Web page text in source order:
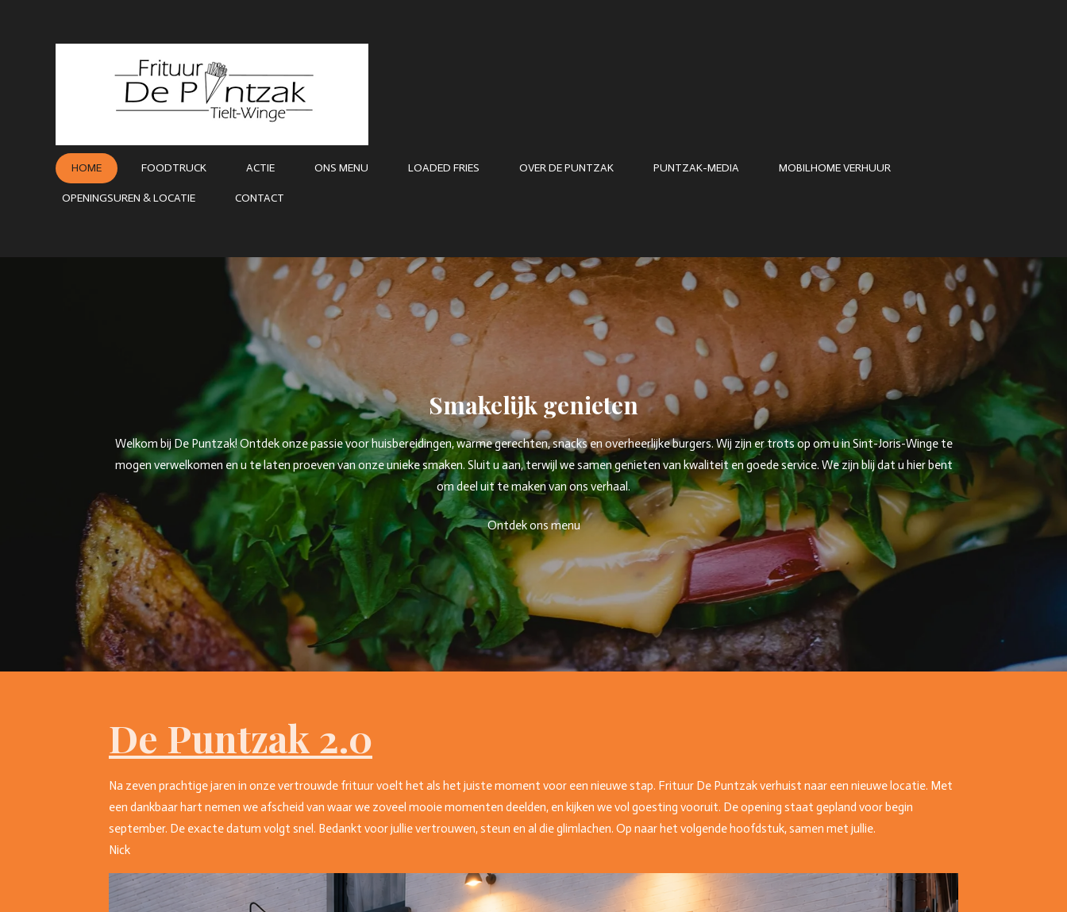
HOME FOODTRUCK ACTIE ONS MENU LOADED FRIES OVER DE PUNTZAK PUNTZAK-MEDIA MOBILHOME VERHUUR
OPENINGSUREN & LOCATIE CONTACT
Smakelijk genieten
Welkom bij De Puntzak! Ontdek onze passie voor huisbereidingen, warme gerechten, snacks en overheerlijke burgers. Wij zijn er trots op om u in Sint-Joris-Winge te
mogen verwelkomen en u te laten proeven van onze unieke smaken. Sluit u aan, terwijl we samen genieten van kwaliteit en goede service. We zijn blij dat u hier bent
om deel uit te maken van ons verhaal.
Ontdek ons menu
De Puntzak 2.0
Na zeven prachtige jaren in onze vertrouwde frituur voelt het als het juiste moment voor een nieuwe stap. Frituur De Puntzak verhuist naar een nieuwe locatie. Met
een dankbaar hart nemen we afscheid van waar we zoveel mooie momenten deelden, en kijken we vol goesting vooruit. De opening staat gepland voor begin
september. De exacte datum volgt snel. Bedankt voor jullie vertrouwen, steun en al die glimlachen. Op naar het volgende hoofdstuk, samen met jullie.
Nick